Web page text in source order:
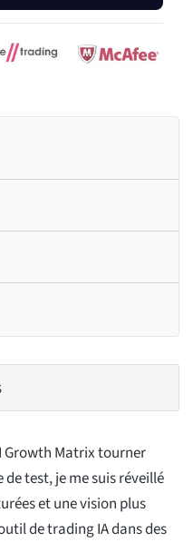
Growth Matrix tourner
test, je me suis réveillé
et une vision plus
de trading IA dans des